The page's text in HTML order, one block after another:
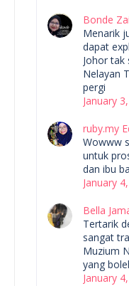
Bonde
Menarik
dapat
Johor tak
Nelayan
pergi
January
ruby.my
Wowww
untuk
dan ibu
January
Bella
Tertarik
sangat
Muzium
yang
January